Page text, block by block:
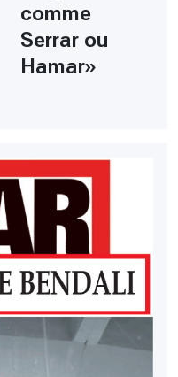
comme
Serrar ou
Hamar»